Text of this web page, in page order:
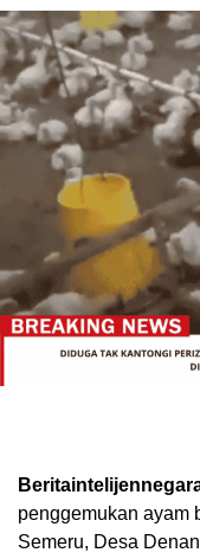
penggemukan ayam
Semeru, Desa